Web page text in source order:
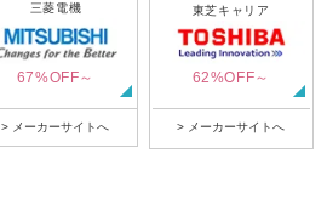
三菱電機
67%OFF～
> メーカーサイトへ
東芝キャリア
62%OFF～
> メーカーサイトへ